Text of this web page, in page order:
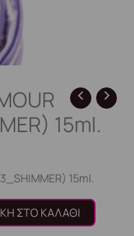
15ml.
15ml.
ΣΤΟ ΚΑΛΆΘΙ